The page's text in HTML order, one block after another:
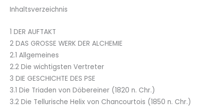
Inhaltsverzeichnis
1 DER AUFTAKT
2 DAS GROSSE WERK DER ALCHEMIE
2.1 Allgemeines
2.2 Die wichtigsten Vertreter
3 DIE GESCHICHTE DES PSE
3.1 Die Triaden von Döbereiner (1820 n. Chr.)
3.2 Die Tellurische Helix von Chancourtois (1850 n. Chr.)